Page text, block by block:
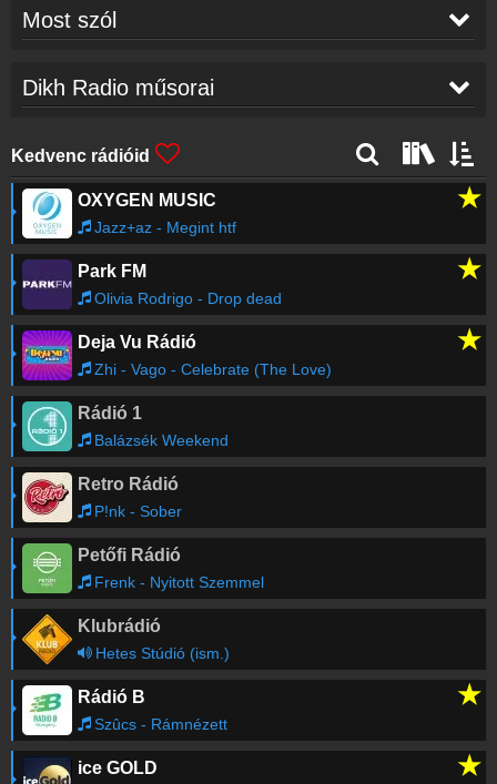
Most szól
Farkas István & Szilvási István & Tintér Gabriella &
Balogh József & Kovács Máté & Seres Vilmos &
Bordás Péter & Oláh Gypsy Beats
09:20 Romengo and Mónika Lakatos-Szól a
kakas már
09:13 Romano Drom-Ustyi Tété
08:58 EtnoRom-Kerav gili romani
08:52 Parno Graszt-a. Korkoro som / I Am Alone b.
Odi phenel mange / They Tell Me
Régebbi számok lekérése
Dikh Radio műsorai
Kedvenc rádióid
OXYGEN MUSIC ★
Jazz+az - Megint htf
Park FM ★
Olivia Rodrigo - Drop dead
Deja Vu Rádió ★
Zhi - Vago - Celebrate (The Love)
Rádió 1
Balázsék Weekend
Retro Rádió
P!nk - Sober
Petőfi Rádió
Frenk - Nyitott Szemmel
Klubrádió
Hetes Stúdió (ism.)
Rádió B ★
Szûcs - Rámnézett
ice GOLD ★